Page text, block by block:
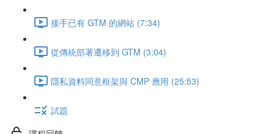
接手已有 GTM 的網站 (7:34)
從傳統部署遷移到 GTM (3:04)
隱私資料同意框架與 CMP 應用 (25:53)
試題